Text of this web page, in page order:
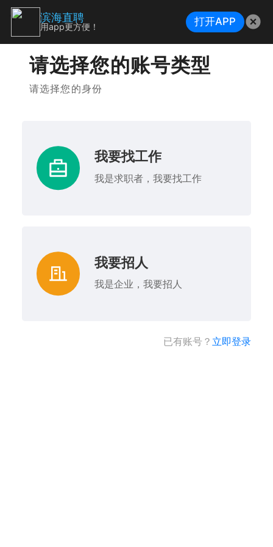
请选择您的账号类型
请选择您的身份
我要找工作
我是求职者，我要找工作
我要招人
我是企业，我要招人
已有账号？ 立即登录
滨海直聘
用app更方便！ 打开APP